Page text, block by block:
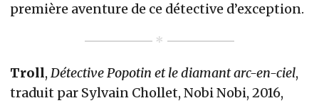
première aventure de ce détective d’exception.
Troll,Détective Popotin et le diamant arc-en-ciel,
traduit par Sylvain Chollet, Nobi Nobi, 2016,